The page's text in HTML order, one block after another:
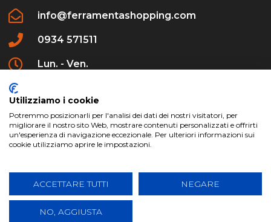
info@ferramentashopping.com
0934 571511
Lun. - Ven.
Creative Agency | All Rights Reserved.
Utilizziamo i cookie
Potremmo posizionarli per l'analisi dei dati dei nostri visitatori, per
migliorare il nostro sito Web, mostrare contenuti personalizzati e offrirti
un'esperienza di navigazione eccezionale. Per ulteriori informazioni sui
cookie utilizziamo aprire le impostazioni.
ACCETTARE TUTTI NEGARE
NO, AGGIUSTA